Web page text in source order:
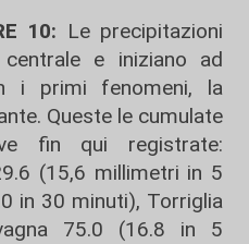
10: Le precipitazioni
e iniziano ad
i primi fenomeni, la
Queste le cumulate
fin qui registrate:
(15,6 millimetri in 5
in 30 minuti), Torriglia
75.0 (16.8 in 5